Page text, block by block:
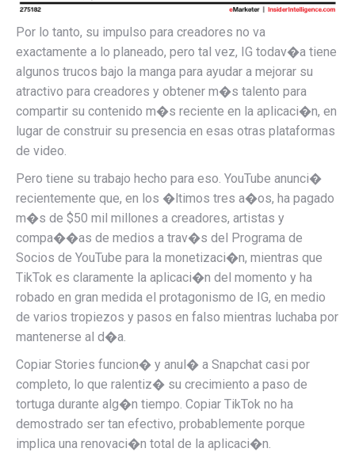
Por lo tanto, su impulso para creadores no va
exactamente a lo planeado, pero tal vez, IG todav�a tiene
algunos trucos bajo la manga para ayudar a mejorar su
atractivo para creadores y obtener m�s talento para
compartir su contenido m�s reciente en la aplicaci�n, en
lugar de construir su presencia en esas otras plataformas
de video.
Pero tiene su trabajo hecho para eso. YouTube anunci�
recientemente que, en los �ltimos tres a�os, ha pagado
m�s de $50 mil millones a creadores, artistas y
compa��as de medios a trav�s del Programa de
Socios de YouTube para la monetizaci�n, mientras que
TikTok es claramente la aplicaci�n del momento y ha
robado en gran medida el protagonismo de IG, en medio
de varios tropiezos y pasos en falso mientras luchaba por
mantenerse al d�a.
Copiar Stories funcion� y anul� a Snapchat casi por
completo, lo que ralentiz� su crecimiento a paso de
tortuga durante alg�n tiempo. Copiar TikTok no ha
demostrado ser tan efectivo, probablemente porque
implica una renovaci�n total de la aplicaci�n.